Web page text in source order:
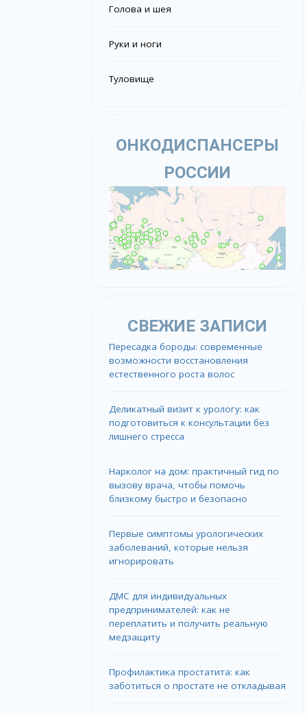
Голова и шея
Руки и ноги
Туловище
ОНКОДИСПАНСЕРЫ
РОССИИ
СВЕЖИЕ ЗАПИСИ
Пересадка бороды: современные
возможности восстановления
естественного роста волос
Деликатный визит к урологу: как
подготовиться к консультации без
лишнего стресса
Нарколог на дом: практичный гид по
вызову врача, чтобы помочь
близкому быстро и безопасно
Первые симптомы урологических
заболеваний, которые нельзя
игнорировать
ДМС для индивидуальных
предпринимателей: как не
переплатить и получить реальную
медзащиту
Профилактика простатита: как
заботиться о простате не откладывая